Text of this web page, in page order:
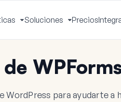
Activar
menú
Soluciones
Activar
menú
Precios
WordPress para ayudarte a